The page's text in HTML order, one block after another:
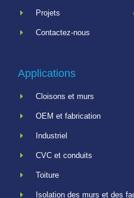
Projets
Contactez-nous
Applications
Cloisons et murs
OEM et fabrication
Industriel
CVC et conduits
Toiture
Isolation des murs et des